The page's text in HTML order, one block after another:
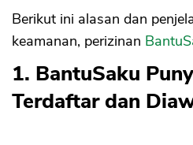
Berikut ini alasan dan
keamanan, perizinan
1. BantuSaku
Terdaftar dan